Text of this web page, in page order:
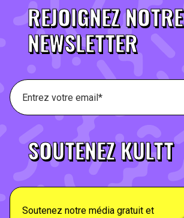
REJOIGNEZ NOTRE
NEWSLETTER
SOUTENEZ KULTT
Soutenez notre média gratuit et